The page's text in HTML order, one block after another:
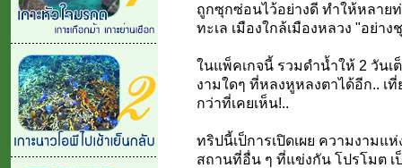
ถูกซุกซ่อนไว้อย่างดี ทำให้หลาย
ทะเล เมืองใกล้เมืองหลวง "อย่า
ในแพ็คเกจนี้ รวมดำน้ำให้ 2 วันเ
งามใดๆ ที่หลงหูหลงตาได้อีก.. เ
กว่าที่เคยเห็น!..
ทริปนี้เป็การเปิดเผย ความงามแ
สถานที่อื่น ๆ ที่แข่งกัน โปรโมต เ